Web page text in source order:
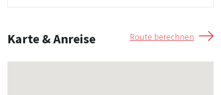
Karte & Anreise Route berechnen